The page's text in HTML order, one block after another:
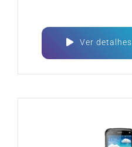
Ver detalhes